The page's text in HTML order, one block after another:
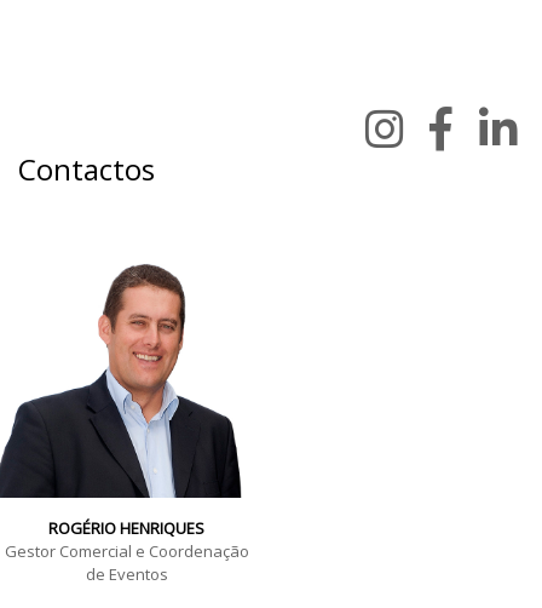
Contactos
ROGÉRIO HENRIQUES
Gestor Comercial e Coordenação
de Eventos